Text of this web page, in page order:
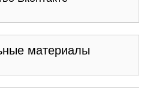
материалы